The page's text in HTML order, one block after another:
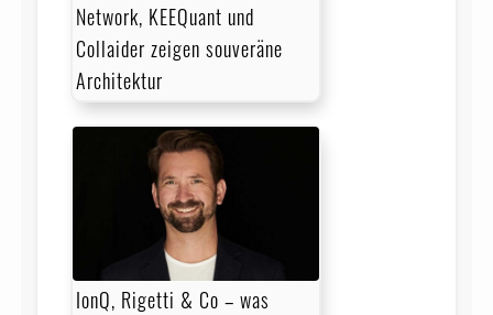
Network, KEEQuant und
Collaider zeigen souveräne
Architektur
IonQ, Rigetti & Co – was